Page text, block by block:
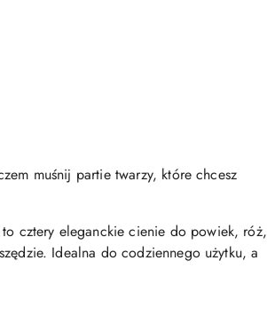
muśnij partie twarzy, które chcesz
to cztery eleganckie cienie do powiek, róż,
Idealna do codziennego użytku, a